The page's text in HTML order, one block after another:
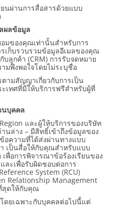
นผ่านการสื่อสารด้วยแบบ
ผลข้อมูล
มของคุณเท่านั้นสำหรับการ
เก็บรวบรวมข้อมูลอีเมลของคุณ
ลูกค้า (CRM) การรับจดหมาย
มพึงพอใจโดยไม่ระบุชื่อ
ามสัญญาเกี่ยวกับการเป็น
เทศที่มีให้บริการฟรีสำหรับผู้ที่
นบุคคล
และผู้ให้บริการของบริษัท
นล่าง – มีสิทธิ์เข้าถึงข้อมูลของ
ความที่ได้ส่งผ่านทางแบบ
เป็นสื่อให้กับคุณสำหรับแบบ
พื่อการพิจารณาข้อร้องเรียนของ
ละเพื่อรับผิดชอบต่อการ
System (RCU)
Relationship Management
สุดให้กับคุณ
ดยเฉพาะกับบุคคลต่อไปนี้แต่